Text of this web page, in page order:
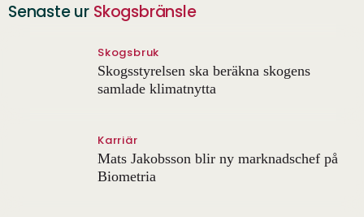
Senaste ur Skogsbränsle
Skogsbruk
Skogsstyrelsen ska beräkna skogens
samlade klimatnytta
Karriär
Mats Jakobsson blir ny marknadschef på
Biometria